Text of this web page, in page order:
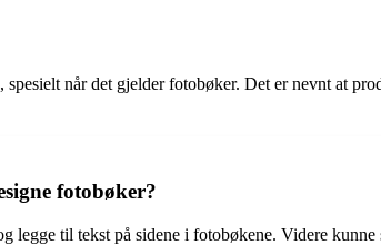
når det gjelder fotobøker. Det er nevnt at
fotobøker?
til tekst på sidene i fotobøkene. Videre